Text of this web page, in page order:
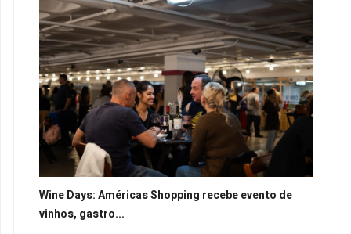
Wine Days: Américas Shopping recebe evento de
vinhos, gastro...